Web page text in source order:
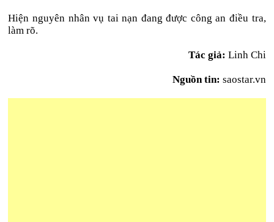
Hiện nguyên nhân vụ tai nạn đang được công an điều tra,
làm rõ.
Tác giả: Linh Chi
Nguồn tin: saostar.vn